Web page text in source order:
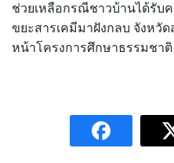
ช่วยเหลือกรณีชาวบ้านได้รับ
ขยะสารเคมีมาฝังกลบ จังหวั
หน้าโครงการศึกษาธรรมชาติ